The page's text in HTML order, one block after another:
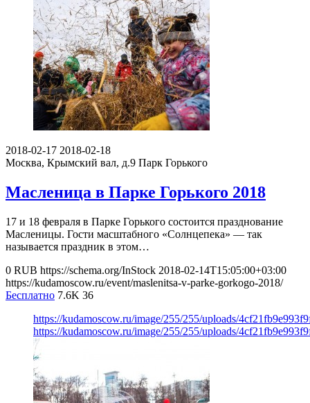
2018-02-17 2018-02-18
Москва, Крымский вал, д.9 Парк Горького
Масленица в Парке Горького 2018
17 и 18 февраля в Парке Горького состоится празднование
Масленицы. Гости масштабного «Солнцепека» — так
называется праздник в этом…
0 RUB https://schema.org/InStock 2018-02-14T15:05:00+03:00
https://kudamoscow.ru/event/maslenitsa-v-parke-gorkogo-2018/
Бесплатно 7.6K 36
https://kudamoscow.ru/image/255/255/uploads/
https://kudamoscow.ru/image/255/255/uploads/